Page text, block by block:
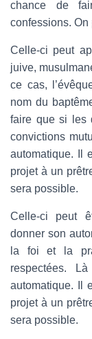
chance de
confessions.
Celle-ci peut
juive,
ce cas,
nom du
faire que si les
convictions
automatique. Il
projet à un
sera possible.
Celle-ci peut
donner son
la foi et la
respectées.
automatique. Il
projet à un
sera possible.